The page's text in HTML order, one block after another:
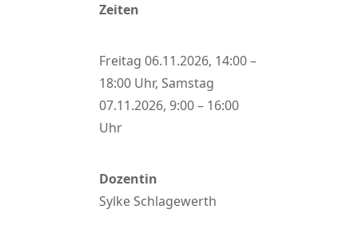
Zeiten
Freitag 06.11.2026, 14:00 –
18:00 Uhr, Samstag
07.11.2026, 9:00 – 16:00
Uhr
Dozentin
Sylke Schlagewerth